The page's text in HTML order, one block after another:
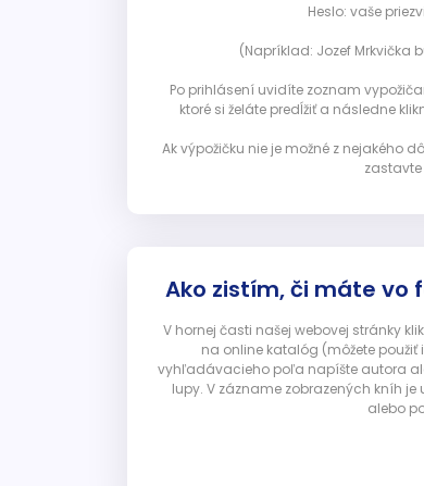
Heslo: vaše
(Napríklad: Jozef Mrkvička
Po prihlásení uvidíte zoznam
ktoré si želáte predĺžiť a následne
Ak výpožičku nie je možné z nejakého
Ako zistím, či máte vo
V hornej časti našej webovej stránky
na online katalóg (môžete použiť
vyhľadávacieho poľa napíšte autora
lupy. V zázname zobrazených kníh
alebo